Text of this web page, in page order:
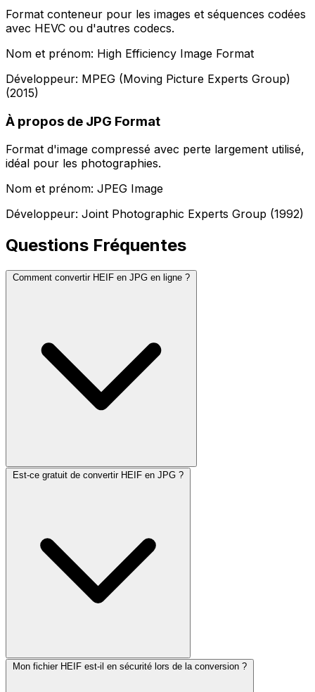
Format conteneur pour les images et séquences codées
avec HEVC ou d'autres codecs.
Nom et prénom: High Efficiency Image Format
Développeur: MPEG (Moving Picture Experts Group)
(2015)
À propos de JPG Format
Format d'image compressé avec perte largement utilisé,
idéal pour les photographies.
Nom et prénom: JPEG Image
Développeur: Joint Photographic Experts Group (1992)
Questions Fréquentes
Comment convertir HEIF en JPG en ligne ?
Est-ce gratuit de convertir HEIF en JPG ?
Mon fichier HEIF est-il en sécurité lors de la conversion ?